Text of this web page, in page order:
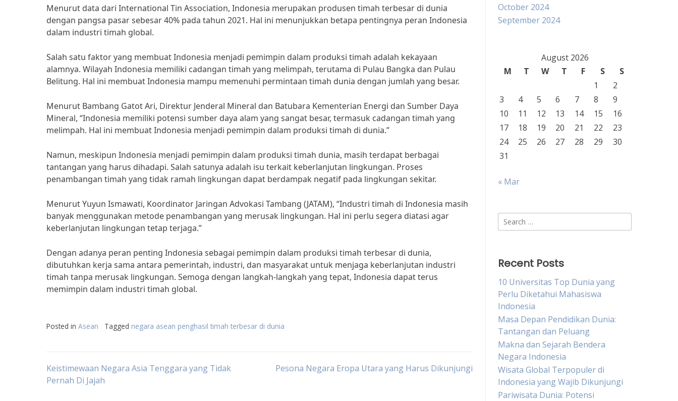
Menurut data dari International Tin Association, Indonesia merupakan produsen timah terbesar di dunia
dengan pangsa pasar sebesar 40% pada tahun 2021. Hal ini menunjukkan betapa pentingnya peran Indonesia
dalam industri timah global.
Salah satu faktor yang membuat Indonesia menjadi pemimpin dalam produksi timah adalah kekayaan
alamnya. Wilayah Indonesia memiliki cadangan timah yang melimpah, terutama di Pulau Bangka dan Pulau
Belitung. Hal ini membuat Indonesia mampu memenuhi permintaan timah dunia dengan jumlah yang besar.
Menurut Bambang Gatot Ari, Direktur Jenderal Mineral dan Batubara Kementerian Energi dan Sumber Daya
Mineral, “Indonesia memiliki potensi sumber daya alam yang sangat besar, termasuk cadangan timah yang
melimpah. Hal ini membuat Indonesia menjadi pemimpin dalam produksi timah di dunia.”
Namun, meskipun Indonesia menjadi pemimpin dalam produksi timah dunia, masih terdapat berbagai
tantangan yang harus dihadapi. Salah satunya adalah isu terkait keberlanjutan lingkungan. Proses
penambangan timah yang tidak ramah lingkungan dapat berdampak negatif pada lingkungan sekitar.
Menurut Yuyun Ismawati, Koordinator Jaringan Advokasi Tambang (JATAM), “Industri timah di Indonesia masih
banyak menggunakan metode penambangan yang merusak lingkungan. Hal ini perlu segera diatasi agar
keberlanjutan lingkungan tetap terjaga.”
Dengan adanya peran penting Indonesia sebagai pemimpin dalam produksi timah terbesar di dunia,
dibutuhkan kerja sama antara pemerintah, industri, dan masyarakat untuk menjaga keberlanjutan industri
timah tanpa merusak lingkungan. Semoga dengan langkah-langkah yang tepat, Indonesia dapat terus
memimpin dalam industri timah global.
Posted in Asean Tagged negara asean penghasil timah terbesar di dunia
Post
Keistimewaan Negara Asia Tenggara yang Tidak
Pernah Di Jajah
Pesona Negara Eropa Utara yang Harus Dikunjungi
October 2024
September 2024
August 2026
M
T W T F S
S
1
2
3
4 5 6 7 8
9
10
11 12 13 14 15
16
17
18 19 20 21 22
23
24
25 26 27 28 29
30
31
« Mar
Search
for:
Recent Posts
10 Universitas Top Dunia yang
Perlu Diketahui Mahasiswa
Indonesia
Masa Depan Pendidikan Dunia:
Tantangan dan Peluang
Makna dan Sejarah Bendera
Negara Indonesia
Wisata Global Terpopuler di
Indonesia yang Wajib Dikunjungi
Pariwisata Dunia: Potensi